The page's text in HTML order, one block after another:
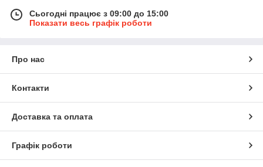
Сьогодні працює з 09:00 до 15:00
Показати весь графік роботи
Про нас
Контакти
Доставка та оплата
Графік роботи